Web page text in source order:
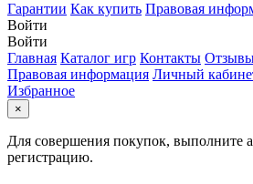
Гарантии Как купить Правовая
Войти
Войти
Главная Каталог игр Контакты
Правовая информация Личный
Избранное
×
Для совершения покупок, выполните
регистрацию.